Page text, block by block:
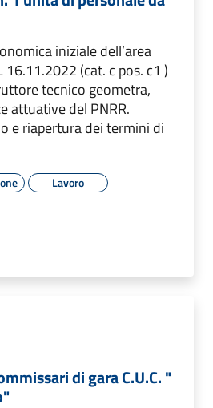
iniziale dell’area
(cat. c pos. c1 )
tecnico geometra,
attuative del PNRR.
e riapertura dei termini di
Lavoro
di gara C.U.C. "